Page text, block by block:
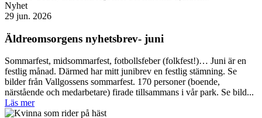
Nyhet
29 jun. 2026
Äldreomsorgens nyhetsbrev- juni
Sommarfest, midsommarfest, fotbollsfeber (folkfest!)… Juni är en
festlig månad. Därmed har mitt junibrev en festlig stämning. Se
bilder från Vallgossens sommarfest. 170 personer (boende,
närstående och medarbetare) firade tillsammans i vår park. Se bild...
Läs mer